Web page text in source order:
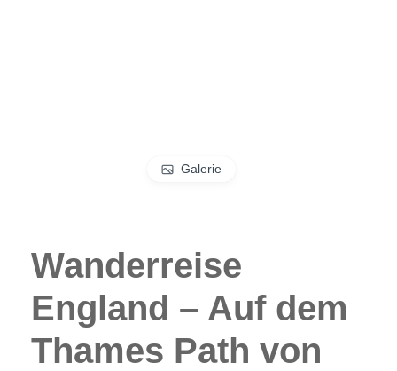
Galerie
Wanderreise
England – Auf dem
Thames Path von